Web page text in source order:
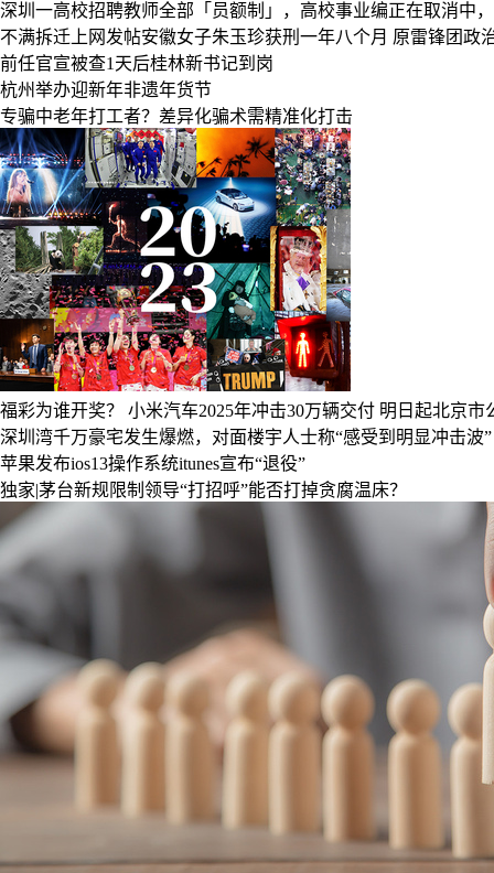
深圳一高校招聘教师全部「员额制」，高校事业编正在取消中
不满拆迁上网发帖安徽女子朱玉珍获刑一年八个月 原雷锋团政
前任官宣被查1天后桂林新书记到岗
杭州举办迎新年非遗年货节
专骗中老年打工者？差异化骗术需精准化打击
福彩为谁开奖？ 小米汽车2025年冲击30万辆交付 明日起北京市
深圳湾千万豪宅发生爆燃，对面楼宇人士称“感受到明显冲击波”
苹果发布ios13操作系统itunes宣布“退役”
独家|茅台新规限制领导“打招呼”能否打掉贪腐温床？